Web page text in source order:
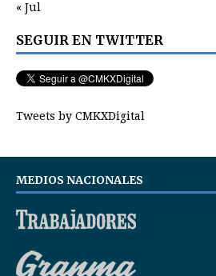
« Jul
SEGUIR EN TWITTER
Tweets by CMKXDigital
MEDIOS NACIONALES